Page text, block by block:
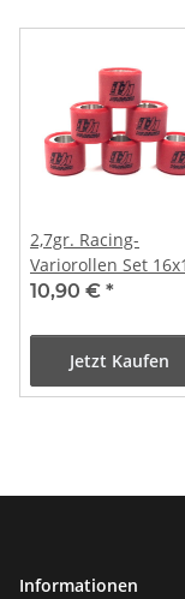
2,7gr. Racing-
Variorollen Set
- NARAKU
10,90 € *
Jetzt Kaufen
Informationen